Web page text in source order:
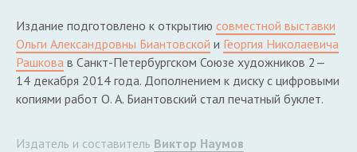
Издание подготовлено к открытию совместной выставки
Ольги Александровны Биантовской и Георгия Николаевича
Рашкова в Санкт-Петербургском Союзе художников 2—
14 декабря 2014 года. Дополнением к диску с цифровыми
копиями работ О. А. Биантовский стал печатный буклет.
Издатель и составитель Виктор Наумов